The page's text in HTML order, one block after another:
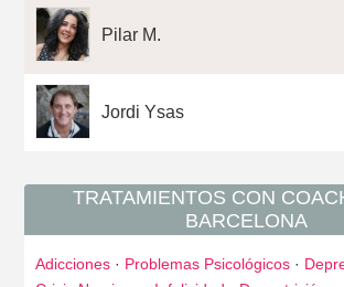
Pilar M.
Jordi Ysas
TRATAMIENTOS CON
BARCELONA
Adicciones· Problemas Psicológicos·